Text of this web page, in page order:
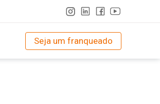
Seja um franqueado